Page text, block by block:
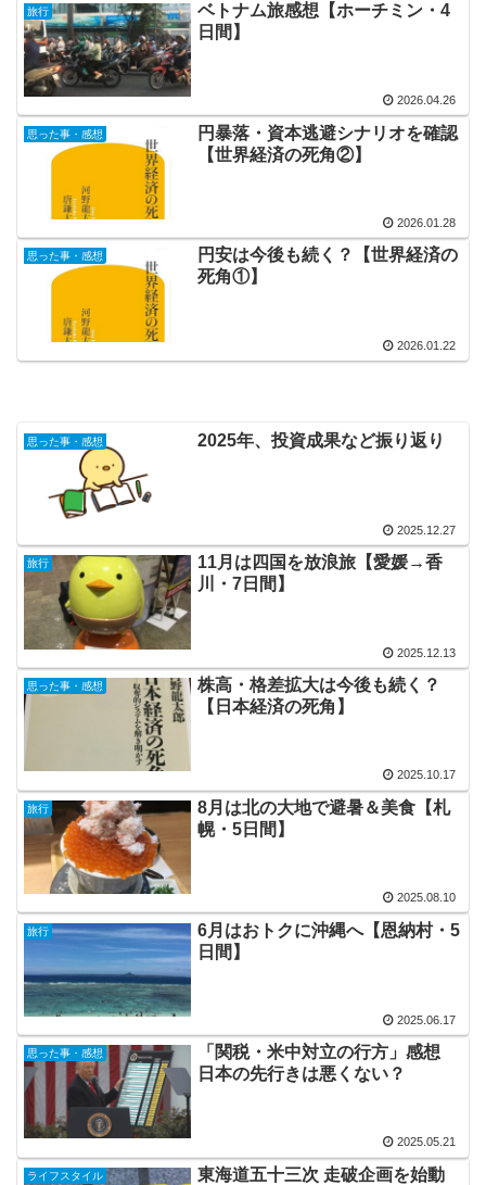
旅行
ベトナム旅感想【ホーチミン・4
日間】
2026.04.26
思った事・感想
円暴落・資本逃避シナリオを確認
【世界経済の死角②】
2026.01.28
思った事・感想
円安は今後も続く？【世界経済の
死角①】
2026.01.22
思った事・感想 2025年、投資成果など振り返り
2025.12.27
旅行
11月は四国を放浪旅【愛媛→香
川・7日間】
2025.12.13
思った事・感想
株高・格差拡大は今後も続く？
【日本経済の死角】
2025.10.17
旅行
8月は北の大地で避暑＆美食【札
幌・5日間】
2025.08.10
旅行
6月はおトクに沖縄へ【恩納村・5
日間】
2025.06.17
思った事・感想
「関税・米中対立の行方」感想
日本の先行きは悪くない？
2025.05.21
ライフスタイル
東海道五十三次 走破企画を始動